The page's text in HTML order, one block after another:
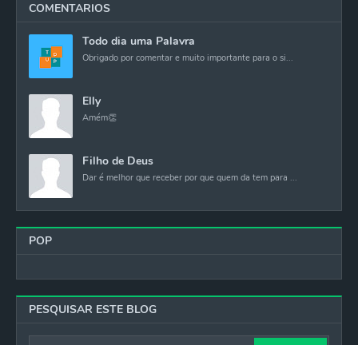
COMENTARIOS
Todo dia uma Palavra
Obrigado por comentar e muito importante para o si...
Elly
Amém👏
Filho de Deus
Dar é melhor que receber por que quem da tem para ...
POP
PESQUISAR ESTE BLOG